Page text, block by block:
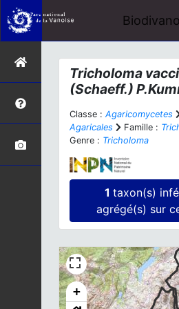
Tricholoma
(Schaeff.)
Classe : Agaricomycetes
Agaricales
Famille :
Genre : Tricholoma
1taxon(s)
+